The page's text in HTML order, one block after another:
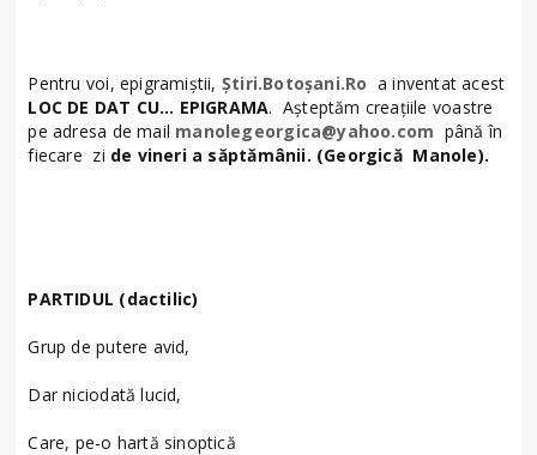
Pentru voi, epigramiştii, Ştiri.Botoșani.Ro a inventat acest
LOC DE DAT CU… EPIGRAMA. Aşteptăm creaţiile voastre
pe adresa de mail manolegeorgica@yahoo.com până în
fiecare zi de vineri a săptămânii. (Georgică Manole).
PARTIDUL (dactilic)
Grup de putere avid,
Dar niciodată lucid,
Care, pe-o hartă sinoptică